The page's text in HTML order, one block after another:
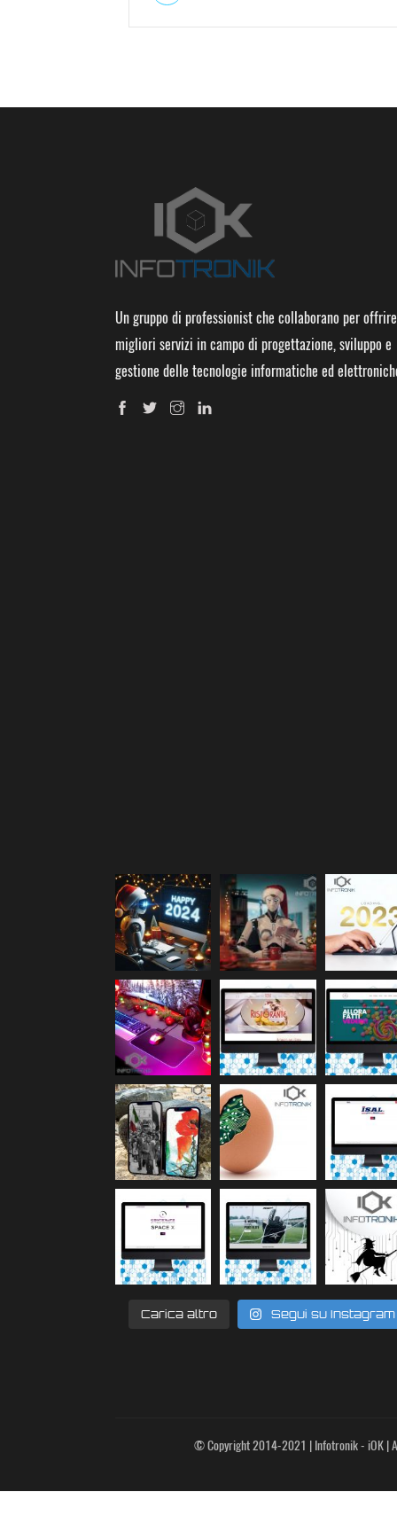
Un gruppo di professionist che collaborano per
migliori servizi in campo di progettazione, sviluppo e
gestione delle tecnologie informatiche ed
Carica altro Segui su Instagram
© Copyright 2014-2021 | Infotronik - iOK |